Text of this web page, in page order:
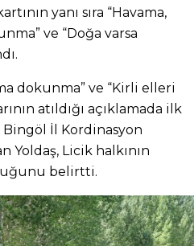
yanı sıra “Havama,
ve “Doğa varsa
dokunma” ve “Kirli elleri
atıldığı açıklamada ilk
İl Kordinasyon
Yoldaş, Licik halkının
belirtti.